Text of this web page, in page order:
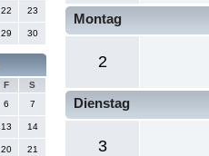
22 23
29 30
F
S
6 7
13 14
20 21
Montag
2
Dienstag
3